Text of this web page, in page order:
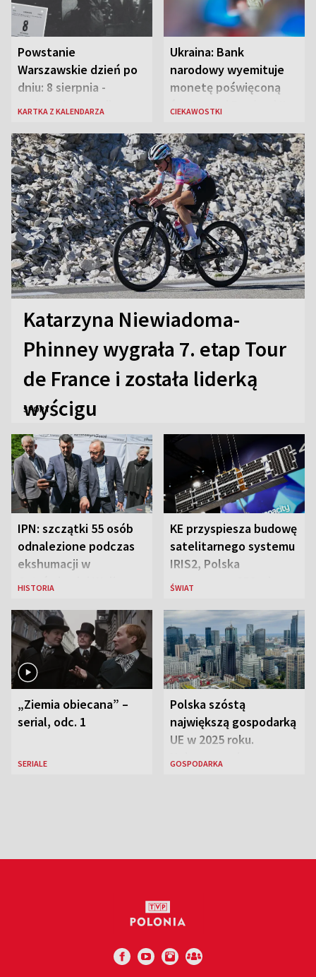
Powstanie
Warszawskie dzień po
dniu: 8 sierpnia -
rozbrzmiewa radio
„Antka Rozpylacza”
KARTKA Z KALENDARZA
Ukraina: Bank
narodowy wyemituje
monetę poświęconą
św. Janowi Pawłowi II
CIEKAWOSTKI
Katarzyna Niewiadoma-
Phinney wygrała 7. etap Tour
de France i została liderką
wyścigu
SPORT
IPN: szczątki 55 osób
odnalezione podczas
ekshumacji w
Ostrówkach i Woli
HISTORIA
KE przyspiesza budowę
satelitarnego systemu
IRIS2, Polska
przeznaczy 656 mln
ŚWIAT
„Ziemia obiecana” –
serial, odc. 1
SERIALE
Polska szóstą
największą gospodarką
UE w 2025 roku.
Najnowsze dane
GOSPODARKA